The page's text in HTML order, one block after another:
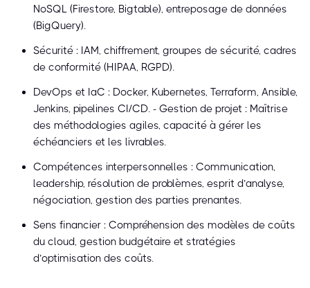
NoSQL (Firestore, Bigtable), entreposage de données
(BigQuery).
Sécurité : IAM, chiffrement, groupes de sécurité, cadres
de conformité (HIPAA, RGPD).
DevOps et IaC : Docker, Kubernetes, Terraform, Ansible,
Jenkins, pipelines CI/CD. - Gestion de projet : Maîtrise
des méthodologies agiles, capacité à gérer les
échéanciers et les livrables.
Compétences interpersonnelles : Communication,
leadership, résolution de problèmes, esprit d’analyse,
négociation, gestion des parties prenantes.
Sens financier : Compréhension des modèles de coûts
du cloud, gestion budgétaire et stratégies
d’optimisation des coûts.